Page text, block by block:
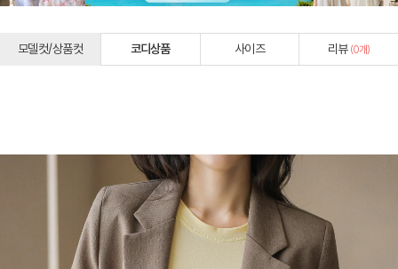
모델컷/상품컷 코디상품 사이즈 리뷰 (0개)